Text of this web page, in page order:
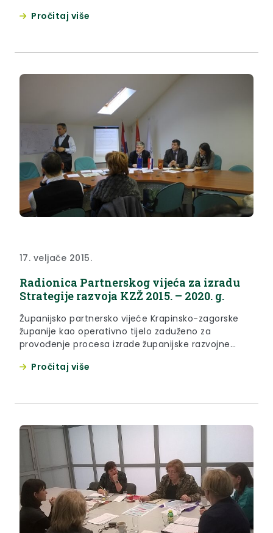
Pročitaj više
17. veljače 2015.
Radionica Partnerskog vijeća za izradu
Strategije razvoja KZŽ 2015. – 2020. g.
Županijsko partnersko vijeće Krapinsko-zagorske
županije kao operativno tijelo zaduženo za
provođenje procesa izrade županijske razvojne
2020.), održalo je 17. veljače 2015. godine tematsku
Pročitaj više